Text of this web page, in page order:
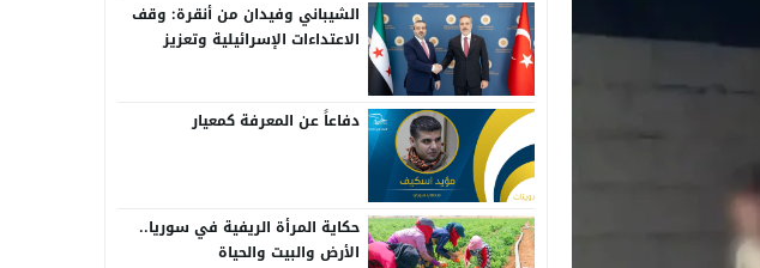
الشيباني وفيدان من أنقرة: وقف
الاعتداءات الإسرائيلية وتعزيز
دفاعاً عن المعرفة كمعيار
حكاية المرأة الريفية في سوريا..
الأرض والبيت والحياة